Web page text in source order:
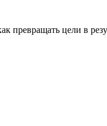
превращать цели в